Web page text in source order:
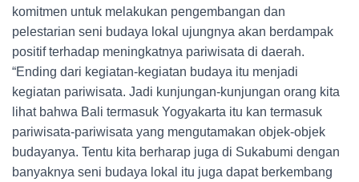
komitmen untuk melakukan pengembangan dan
pelestarian seni budaya lokal ujungnya akan berdampak
positif terhadap meningkatnya pariwisata di daerah.
“Ending dari kegiatan-kegiatan budaya itu menjadi
kegiatan pariwisata. Jadi kunjungan-kunjungan orang kita
lihat bahwa Bali termasuk Yogyakarta itu kan termasuk
pariwisata-pariwisata yang mengutamakan objek-objek
budayanya. Tentu kita berharap juga di Sukabumi dengan
banyaknya seni budaya lokal itu juga dapat berkembang